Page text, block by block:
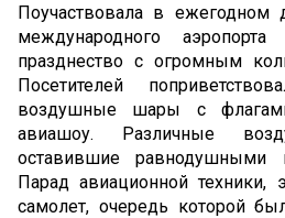
Услуги
Онлайн-сервисы
Онлайн-Регистрация
Мое бронирование
Специальные услуги
Поучаствовала в ежегодном
международного
празднество с огромным
Посетителей
воздушные шары с
авиашоу. Различные
оставившие равнодушными
Парад авиационной техники,
самолет, очередь которой